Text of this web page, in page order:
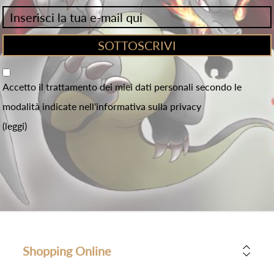
Accetto il trattamento dei miei dati personali secondo le
modalità indicate nell'informativa sulla privacy
(leggi)
Shopping Online